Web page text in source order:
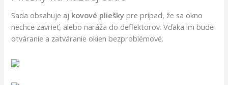
Sada obsahuje aj kovové plieškypre prípad, že sa okno
nechce zavrieť, alebo naráža do deflektorov. Vďaka im bude
otváranie a zatváranie okien bezproblémové.